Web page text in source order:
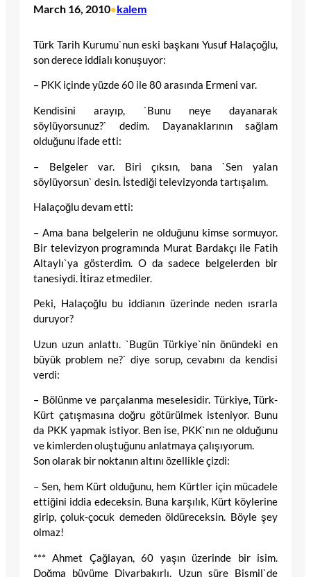
March 16, 2010•kalem
Türk Tarih Kurumu`nun eski başkanı Yusuf Halaçoğlu,
son derece iddialı konuşuyor:
– PKK içinde yüzde 60 ile 80 arasında Ermeni var.
Kendisini arayıp, `Bunu neye dayanarak
söylüyorsunuz?` dedim. Dayanaklarının sağlam
olduğunu ifade etti:
– Belgeler var. Biri çıksın, bana `Sen yalan
söylüyorsun` desin. İstediği televizyonda tartışalım.
Halaçoğlu devam etti:
– Ama bana belgelerin ne olduğunu kimse sormuyor.
Bir televizyon programında Murat Bardakçı ile Fatih
Altaylı`ya gösterdim. O da sadece belgelerden bir
tanesiydi. İtiraz etmediler.
Peki, Halaçoğlu bu iddianın üzerinde neden ısrarla
duruyor?
Uzun uzun anlattı. `Bugün Türkiye`nin önündeki en
büyük problem ne?` diye sorup, cevabını da kendisi
verdi:
– Bölünme ve parçalanma meselesidir. Türkiye, Türk-
Kürt çatışmasına doğru götürülmek isteniyor. Bunu
da PKK yapmak istiyor. Ben ise, PKK`nın ne olduğunu
ve kimlerden oluştuğunu anlatmaya çalışıyorum.
Son olarak bir noktanın altını özellikle çizdi:
– Sen, hem Kürt olduğunu, hem Kürtler için mücadele
ettiğini iddia edeceksin. Buna karşılık, Kürt köylerine
girip, çoluk-çocuk demeden öldüreceksin. Böyle şey
olmaz!
*** Ahmet Çağlayan, 60 yaşın üzerinde bir isim.
Doğma büyüme Diyarbakırlı. Uzun süre Bismil`de